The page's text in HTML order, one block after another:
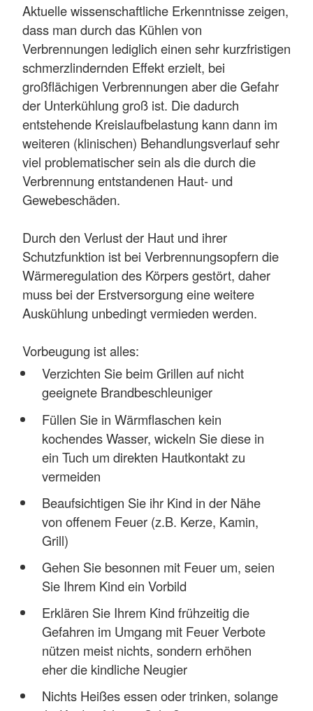
Aktuelle wissenschaftliche Erkenntnisse zeigen,
dass man durch das Kühlen von
Verbrennungen lediglich einen sehr kurzfristigen
schmerzlindernden Effekt erzielt, bei
großflächigen Verbrennungen aber die Gefahr
der Unterkühlung groß ist. Die dadurch
entstehende Kreislaufbelastung kann dann im
weiteren (klinischen) Behandlungsverlauf sehr
viel problematischer sein als die durch die
Verbrennung entstandenen Haut- und
Gewebeschäden.
Durch den Verlust der Haut und ihrer
Schutzfunktion ist bei Verbrennungsopfern die
Wärmeregulation des Körpers gestört, daher
muss bei der Erstversorgung eine weitere
Auskühlung unbedingt vermieden werden.
Vorbeugung ist alles:
Verzichten Sie beim Grillen auf nicht
geeignete Brandbeschleuniger
Füllen Sie in Wärmflaschen kein
kochendes Wasser, wickeln Sie diese in
ein Tuch um direkten Hautkontakt zu
vermeiden
Beaufsichtigen Sie ihr Kind in der Nähe
von offenem Feuer (z.B. Kerze, Kamin,
Grill)
Gehen Sie besonnen mit Feuer um, seien
Sie Ihrem Kind ein Vorbild
Erklären Sie Ihrem Kind frühzeitig die
Gefahren im Umgang mit Feuer Verbote
nützen meist nichts, sondern erhöhen
eher die kindliche Neugier
Nichts Heißes essen oder trinken, solange